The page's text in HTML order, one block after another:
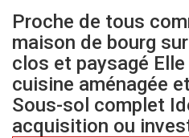
Proche de tous
maison de bourg
clos et paysagé
cuisine aménagée
Sous-sol complet
acquisition ou